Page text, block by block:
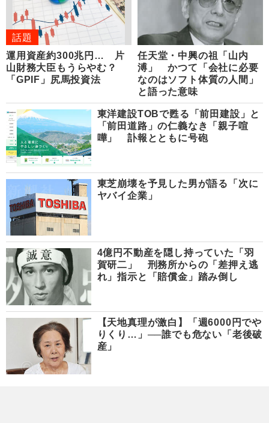
話題
運用資産約300兆円… 片
山財務大臣もうらやむ？
「GPIF」尻馬投資法
任天堂・中興の祖「山内
溥」 かつて「会社に必要
なのはソフト体質の人間」
と語った意味
東洋建設TOBで甦る「前田建設」と
「前田道路」の仁義なき「親子喧
嘩」 訃報とともに号砲
東芝崩壊を予見した男が語る「次に
ヤバイ企業」
4億円不動産を隠し持っていた「羽
賀研二」 刑務所からの「差押え逃
れ」指示と「賠償金」踏み倒し
【天地真理が激白】「週6000円でや
りくり…」──誰でも危ない「老後破
産」